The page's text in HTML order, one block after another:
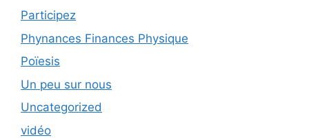
Participez
Phynances Finances Physique
Poïesis
Un peu sur nous
Uncategorized
vidéo